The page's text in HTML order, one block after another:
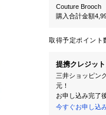
Couture Brooch
購入合計金額
取得予定ポイント
提携クレジッ
三井ショッピン
元！
お申し込み完了
今すぐお申し込